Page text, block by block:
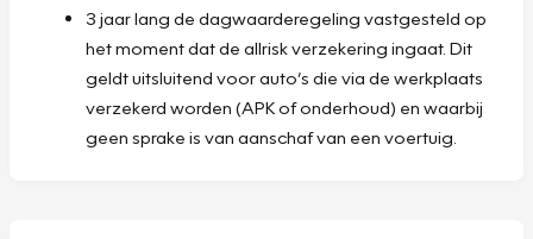
3 jaar lang de dagwaarderegeling vastgesteld op
het moment dat de allrisk verzekering ingaat. Dit
geldt uitsluitend voor auto’s die via de werkplaats
verzekerd worden (APK of onderhoud) en waarbij
geen sprake is van aanschaf van een voertuig.